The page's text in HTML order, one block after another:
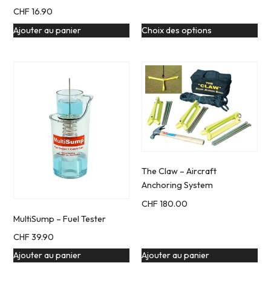
CHF16.90
Ajouter au panier
Choix des options
MultiSump – Fuel Tester
CHF39.90
Ajouter au panier
The Claw – Aircraft
Anchoring System
CHF180.00
Ajouter au panier